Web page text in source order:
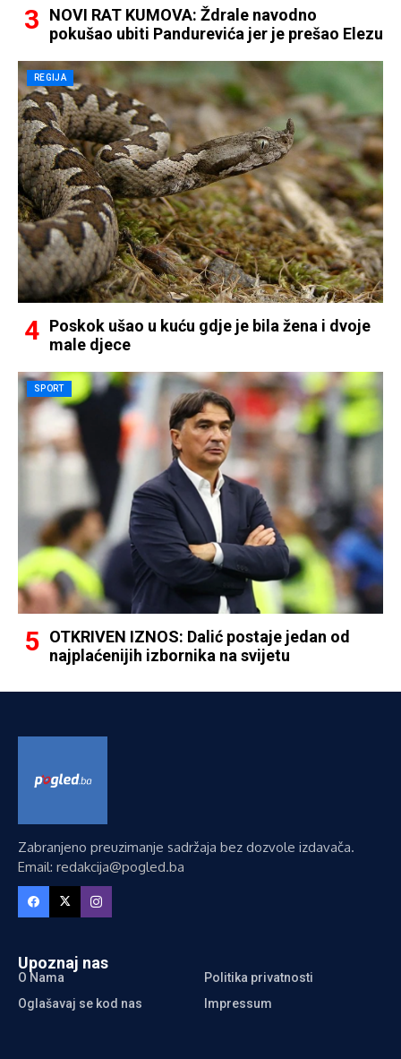
NOVI RAT KUMOVA: Ždrale navodno
pokušao ubiti Pandurevića jer je prešao Elezu
REGIJA
Poskok ušao u kuću gdje je bila žena i dvoje
male djece
SPORT
OTKRIVEN IZNOS: Dalić postaje jedan od
najplaćenijih izbornika na svijetu
Zabranjeno preuzimanje sadržaja bez dozvole izdavača.
Email: redakcija@pogled.ba
Upoznaj nas
O Nama
Politika privatnosti
Oglašavaj se kod nas
Impressum